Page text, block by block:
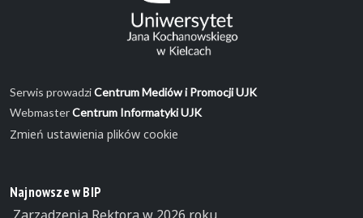
Serwis prowadziCentrum Mediów i Promocji UJK
WebmasterCentrum Informatyki UJK
Zmień ustawienia plików cookie
Najnowsze w BIP